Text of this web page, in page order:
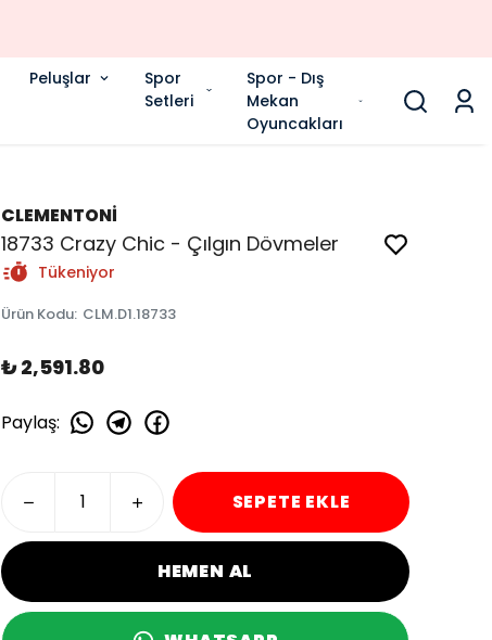
Peluşlar
Spor
Setleri
Spor - Dış
Mekan
Oyuncakları
CLEMENTONİ
18733 Crazy Chic - Çılgın Dövmeler
Tükeniyor
Ürün Kodu: CLM.D1.18733
₺ 2,591.80
Paylaş:
SEPETE EKLE
HEMEN AL